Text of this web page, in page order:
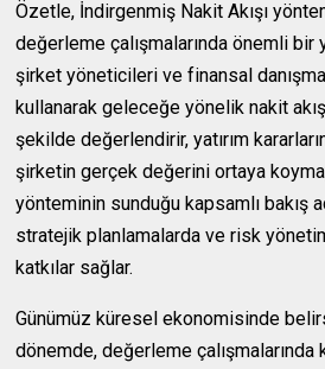
Özetle, İndirgenmiş Nakit Akışı
değerleme çalışmalarında önemli bir
şirket yöneticileri ve finansal
kullanarak geleceğe yönelik nakit
şekilde değerlendirir, yatırım
şirketin gerçek değerini ortaya
yönteminin sunduğu kapsamlı bakış
stratejik planlamalarda ve risk
katkılar sağlar.
Günümüz küresel ekonomisinde
dönemde, değerleme çalışmalarında